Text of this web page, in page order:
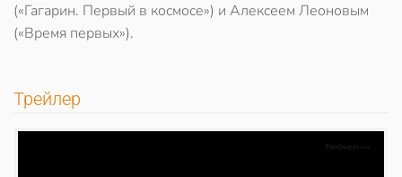
(«Гагарин. Первый в космосе») и Алексеем Леоновым
(«Время первых»).
Трейлер